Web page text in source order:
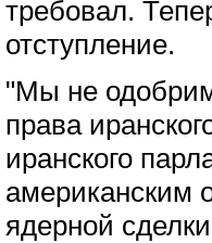
требовал.
отступление.
"Мы не одобрим
права
иранского
американским
ядерной